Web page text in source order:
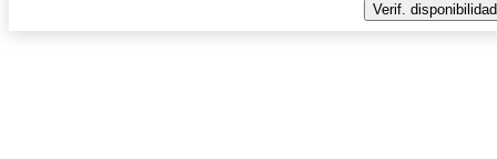
Verif. disponibilidad